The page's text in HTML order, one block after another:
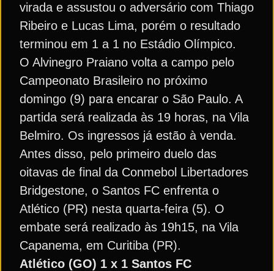
virada e assustou o adversário com Thiago
Ribeiro e Lucas Lima, porém o resultado
terminou em 1 a 1 no Estádio Olímpico.
O Alvinegro Praiano volta a campo pelo
Campeonato Brasileiro no próximo
domingo (9) para encarar o São Paulo. A
partida será realizada às 19 horas, na Vila
Belmiro. Os ingressos já estão à venda.
Antes disso, pelo primeiro duelo das
oitavas de final da Conmebol Libertadores
Bridgestone, o Santos FC enfrenta o
Atlético (PR) nesta quarta-feira (5). O
embate será realizado às 19h15, na Vila
Capanema, em Curitiba (PR).
Atlético (GO) 1 x 1 Santos FC